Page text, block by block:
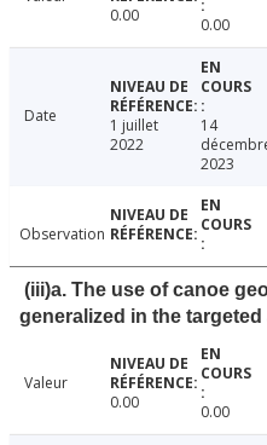
0.00
0.00
Date
1 juillet
2022
14
2023
Observation
(iii)a. The use of canoe
generalized in the targeted
Valeur
0.00
0.00